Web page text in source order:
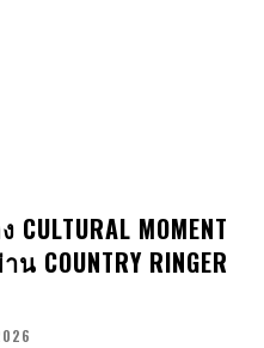
MOMENT
RINGER